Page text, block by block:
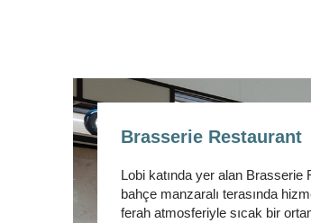
Brasserie Restaurant
Lobi katında yer alan Brasserie
bahçe manzaralı terasında
ferah atmosferiyle sıcak bir